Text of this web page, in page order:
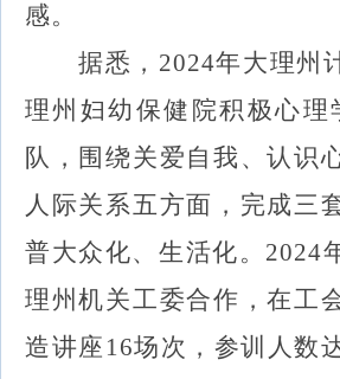
感。
据悉， 2024年大理州
理州妇幼保健院积极心理
队，围绕关爱自我、认识
人际关系五方面， 完成三
普大众化、生活化。 2024
理州机关工委合作，在工
造讲座 16场次，参训人数